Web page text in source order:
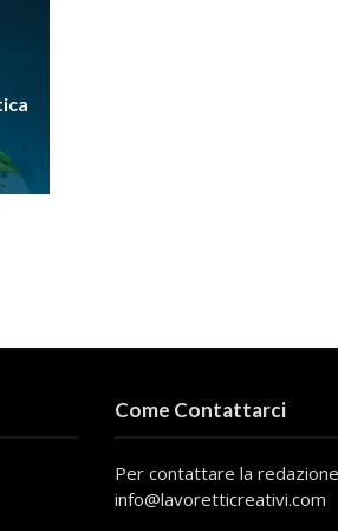
Come Contattarci
Per contattare la
info@lavoretticreativi.com